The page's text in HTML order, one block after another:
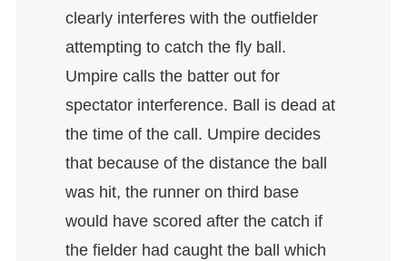
clearly interferes with the outfielder
attempting to catch the fly ball.
Umpire calls the batter out for
spectator interference. Ball is dead at
the time of the call. Umpire decides
that because of the distance the ball
was hit, the runner on third base
would have scored after the catch if
the fielder had caught the ball which